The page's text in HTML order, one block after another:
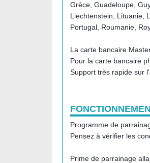
Grèce, Guadeloupe,
Liechtenstein, Lituanie,
Portugal, Roumanie,
La carte bancaire
Pour la carte bancaire
Support très rapide sur
Programme de
Pensez à vérifier les
Prime de parrainage